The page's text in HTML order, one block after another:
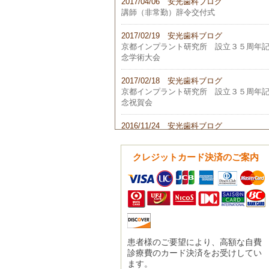
講師（非常勤）辞令交付式
2017/02/19 安光歯科ブログ
京都インプラント研究所 設立３５周年記
念学術大会
2017/02/18 安光歯科ブログ
京都インプラント研究所 設立３５周年記
念祝賀会
2016/11/24 安光歯科ブログ
2016/10/23 安光歯科ブログ
第２３回 日本歯科医学会総会
2016/10/02 安光歯科ブログ
第４７回 PFA 国際歯学日本部会年次大
会
2016/09/18 安光歯科ブログ
第４６回 日本口腔インプラント学会
クレジットカード決済のご案内
患者様のご要望により、高額な自費
診療費のカード決済をお受けしてい
ます。